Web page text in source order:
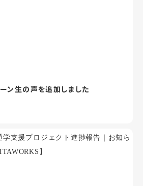
ン生の声を追加しました